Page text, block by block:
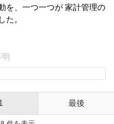
を、一つ一つが 家計管理の
た。
最後